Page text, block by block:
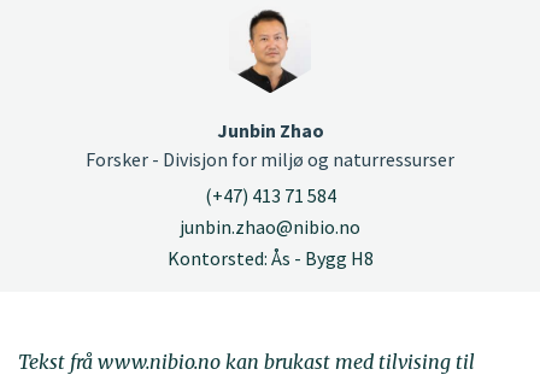
Junbin Zhao
Forsker - Divisjon for miljø og naturressurser
(+47) 413 71 584
junbin.zhao@nibio.no
Kontorsted: Ås - Bygg H8
Tekst frå www.nibio.no kan brukast med tilvising til